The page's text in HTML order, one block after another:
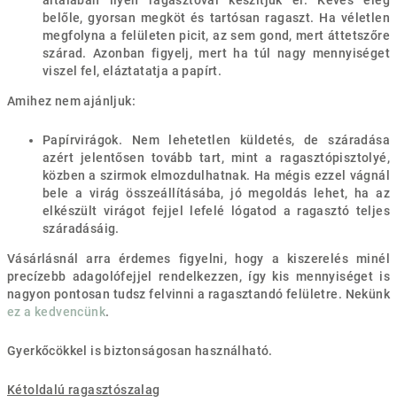
belőle, gyorsan megköt és tartósan ragaszt. Ha véletlen
megfolyna a felületen picit, az sem gond, mert áttetszőre
szárad. Azonban figyelj, mert ha túl nagy mennyiséget
viszel fel, eláztatatja a papírt.
Amihez nem ajánljuk:
Papírvirágok. Nem lehetetlen küldetés, de száradása
azért jelentősen tovább tart, mint a ragasztópisztolyé,
közben a szirmok elmozdulhatnak. Ha mégis ezzel vágnál
bele a virág összeállításába, jó megoldás lehet, ha az
elkészült virágot fejjel lefelé lógatod a ragasztó teljes
száradásáig.
Vásárlásnál arra érdemes figyelni, hogy a kiszerelés minél
precízebb adagolófejjel rendelkezzen, így kis mennyiséget is
nagyon pontosan tudsz felvinni a ragasztandó felületre. Nekünk
ez a kedvencünk.
Gyerkőcökkel is biztonságosan használható.
Kétoldalú ragasztószalag